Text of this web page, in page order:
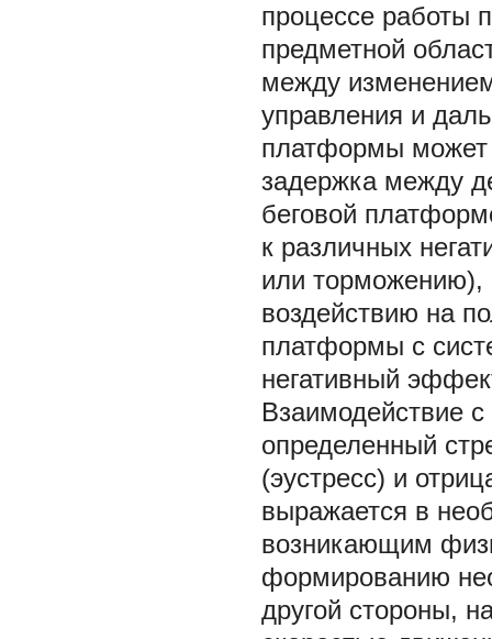
процессе работы
предметной
между
управления и
платформы может
задержка между
беговой
к различных
или торможению),
воздействию на
платформы с
негативный
Взаимодействие
определенный
(эустресс) и
выражается в
возникающим
формированию
другой стороны,